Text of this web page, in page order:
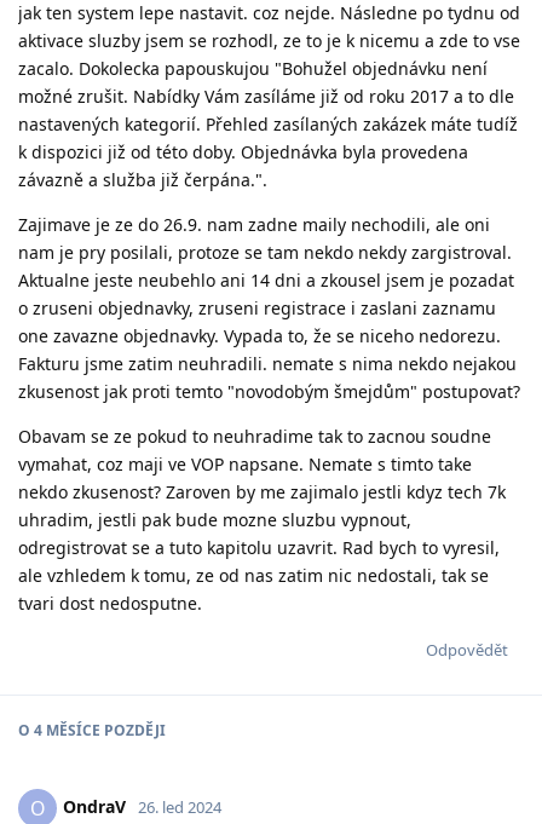
jak ten system lepe nastavit. coz nejde. Následne po tydnu od
aktivace sluzby jsem se rozhodl, ze to je k nicemu a zde to vse
zacalo. Dokolecka papouskujou "Bohužel objednávku není
možné zrušit. Nabídky Vám zasíláme již od roku 2017 a to dle
nastavených kategorií. Přehled zasílaných zakázek máte tudíž
k dispozici již od této doby. Objednávka byla provedena
závazně a služba již čerpána.".
Zajimave je ze do 26.9. nam zadne maily nechodili, ale oni
nam je pry posilali, protoze se tam nekdo nekdy zargistroval.
Aktualne jeste neubehlo ani 14 dni a zkousel jsem je pozadat
o zruseni objednavky, zruseni registrace i zaslani zaznamu
one zavazne objednavky. Vypada to, že se niceho nedorezu.
Fakturu jsme zatim neuhradili. nemate s nima nekdo nejakou
zkusenost jak proti temto "novodobým šmejdům" postupovat?
Obavam se ze pokud to neuhradime tak to zacnou soudne
vymahat, coz maji ve VOP napsane. Nemate s timto take
nekdo zkusenost? Zaroven by me zajimalo jestli kdyz tech 7k
uhradim, jestli pak bude mozne sluzbu vypnout,
odregistrovat se a tuto kapitolu uzavrit. Rad bych to vyresil,
ale vzhledem k tomu, ze od nas zatim nic nedostali, tak se
tvari dost nedosputne.
Odpovědět
O 4 MĚSÍCE POZDĚJI
O OndraV 26. led 2024